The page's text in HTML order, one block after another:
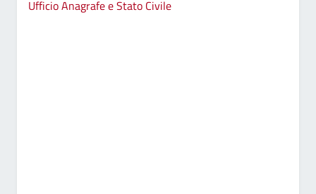
Ufficio Anagrafe e Stato Civile